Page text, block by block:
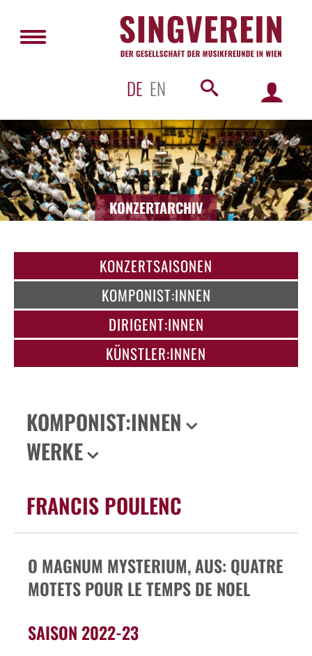
DE EN
KONZERTARCHIV
KONZERTSAISONEN
KOMPONIST:INNEN
DIRIGENT:INNEN
KÜNSTLER:INNEN
KOMPONIST:INNEN
WERKE
FRANCIS POULENC
O MAGNUM MYSTERIUM, AUS: QUATRE
MOTETS POUR LE TEMPS DE NOEL
SAISON 2022-23